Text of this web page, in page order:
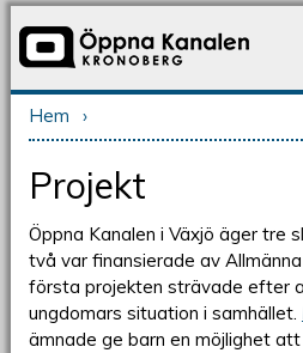
Du är här
Hem ›
Projekt
Öppna Kanalen i Växjö äger tre
två var finansierade av
första projekten strävade efter
ungdomars situation i samhället.
ämnade ge barn en möjlighet